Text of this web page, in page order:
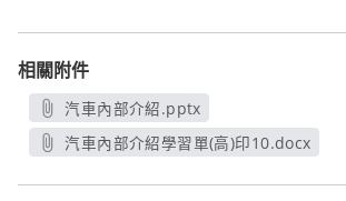
相關附件
汽車內部介紹.pptx
另開新視窗
汽車內部介紹學習單(高)印10.docx